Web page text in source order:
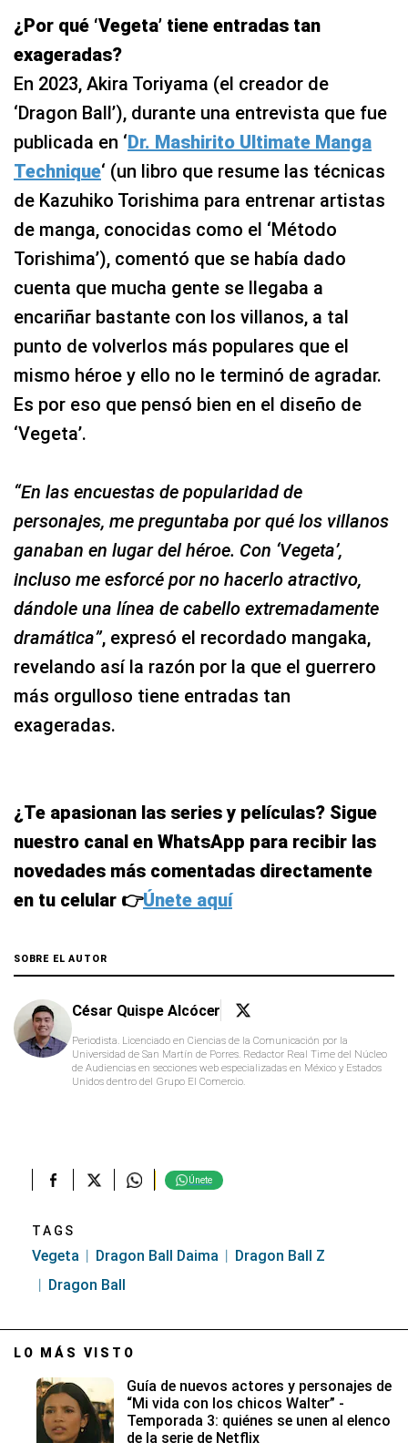
¿Por qué ‘Vegeta’ tiene entradas tan
exageradas?
En 2023, Akira Toriyama (el creador de
‘Dragon Ball’), durante una entrevista que fue
publicada en ‘Dr. Mashirito Ultimate Manga
Technique‘ (un libro que resume las técnicas
de Kazuhiko Torishima para entrenar artistas
de manga, conocidas como el ‘Método
Torishima’), comentó que se había dado
cuenta que mucha gente se llegaba a
encariñar bastante con los villanos, a tal
punto de volverlos más populares que el
mismo héroe y ello no le terminó de agradar.
Es por eso que pensó bien en el diseño de
‘Vegeta’.
“En las encuestas de popularidad de
personajes, me preguntaba por qué los villanos
ganaban en lugar del héroe. Con ‘Vegeta’,
incluso me esforcé por no hacerlo atractivo,
dándole una línea de cabello extremadamente
dramática”, expresó el recordado mangaka,
revelando así la razón por la que el guerrero
más orgulloso tiene entradas tan
exageradas.
¿Te apasionan las series y películas? Sigue
nuestro canal en WhatsApp para recibir las
novedades más comentadas directamente
en tu celular 👉Únete aquí
SOBRE EL AUTOR
César Quispe Alcócer
Periodista. Licenciado en Ciencias de la Comunicación por la
Universidad de San Martín de Porres. Redactor Real Time del Núcleo
de Audiencias en secciones web especializadas en México y Estados
Unidos dentro del Grupo El Comercio.
Únete
TAGS
Vegeta Dragon Ball Daima
Dragon Ball Z
Dragon Ball
LO MÁS VISTO
Guía de nuevos actores y personajes de
“Mi vida con los chicos Walter” -
Temporada 3: quiénes se unen al elenco
de la serie de Netflix